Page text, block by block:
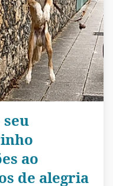
ao
de alegria